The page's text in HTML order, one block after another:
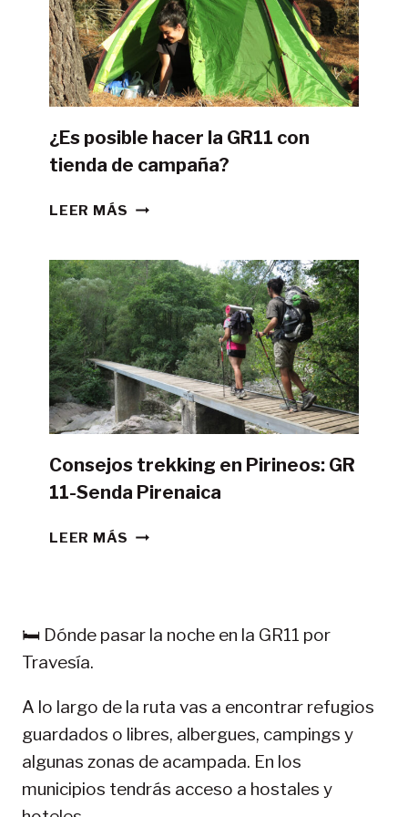
¿Es posible hacer la GR11 con
tienda de campaña?
LEER MÁS ¿ES
LA
GR11
CON
TIENDA
DE
CAMPAÑA?
Consejos trekking en Pirineos: GR
11-Senda Pirenaica
LEER MÁS CONSEJOS
11-
🛏️ Dónde pasar la noche en la GR11 por
Travesía.
A lo largo de la ruta vas a encontrar refugios
guardados o libres, albergues, campings y
algunas zonas de acampada. En los
municipios tendrás acceso a hostales y